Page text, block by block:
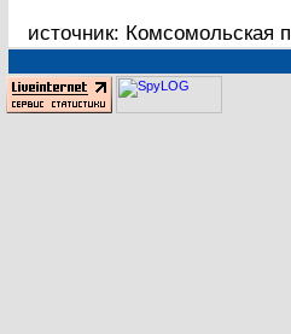
источник: Комсомольская